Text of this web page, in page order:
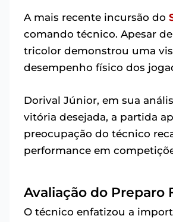
A mais recente incursão do
comando técnico. Apesar
tricolor demonstrou uma
desempenho físico dos
Dorival Júnior, em sua
vitória desejada, a partida
preocupação do técnico
performance em
Avaliação do Preparo
O técnico enfatizou a